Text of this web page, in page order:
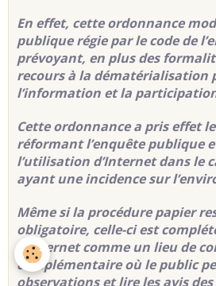
En effet, cette ordonnance
publique régie par le code de
prévoyant, en plus des
recours à la dématérialisation
l’information et la
Cette ordonnance a pris effet
réformant l’enquête publique
l’utilisation d’Internet dans le
ayant une incidence sur
Même si la procédure papier
obligatoire, celle-ci est
d’Internet comme un lieu de
complémentaire où le public
observations et lire les avis